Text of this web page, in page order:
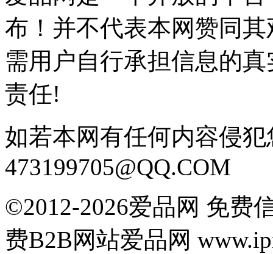
布！并不代表本网赞同
需用户自行承担信息的
责任!
如若本网有任何内容侵
473199705@QQ.COM
©2012-2026爱品网 免费
费B2B网站爱品网